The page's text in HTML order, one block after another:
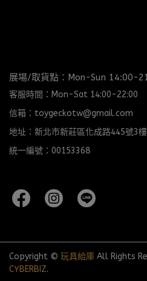
展場/取貨點：Mon-Sun 14:00-
客服時間：Mon-Sat 14:00-22:00
信箱：toygeckotw@gmail.com
地址：新北市新莊區化成路445號3樓
統一編號：00153368
Copyright © 玩具給庫 All Rights
CYBERBIZ.